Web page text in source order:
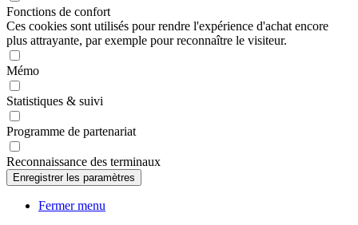
Fonctions de confort
Ces cookies sont utilisés pour rendre l'expérience d'achat encore
plus attrayante, par exemple pour reconnaître le visiteur.
Mémo
Statistiques & suivi
Programme de partenariat
Reconnaissance des terminaux
Fermer menu